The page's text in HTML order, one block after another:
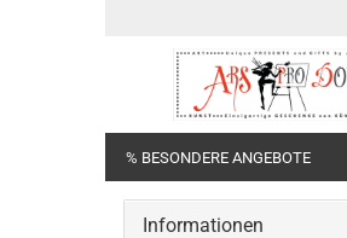
% BESONDERE ANGEBOTE
Informationen